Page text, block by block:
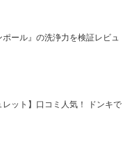
ール』の洗浄力を検証レビュ
レット】口コミ人気！ ドンキで